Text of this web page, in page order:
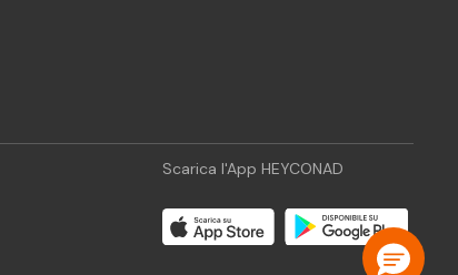
Scarica l'App HEYCONAD